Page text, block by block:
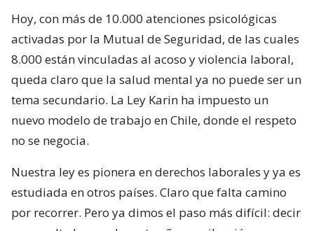
Hoy, con más de 10.000 atenciones psicológicas
activadas por la Mutual de Seguridad, de las cuales
8.000 están vinculadas al acoso y violencia laboral,
queda claro que la salud mental ya no puede ser un
tema secundario. La Ley Karin ha impuesto un
nuevo modelo de trabajo en Chile, donde el respeto
no se negocia.
Nuestra ley es pionera en derechos laborales y ya es
estudiada en otros países. Claro que falta camino
por recorrer. Pero ya dimos el paso más difícil: decir